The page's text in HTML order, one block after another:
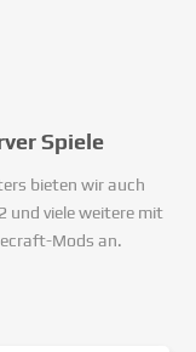
Spiele
bieten wir auch
und viele weitere mit
Mods an.